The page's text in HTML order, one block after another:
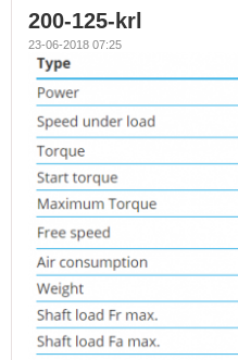
200-125-krl
23-06-2018 07:25